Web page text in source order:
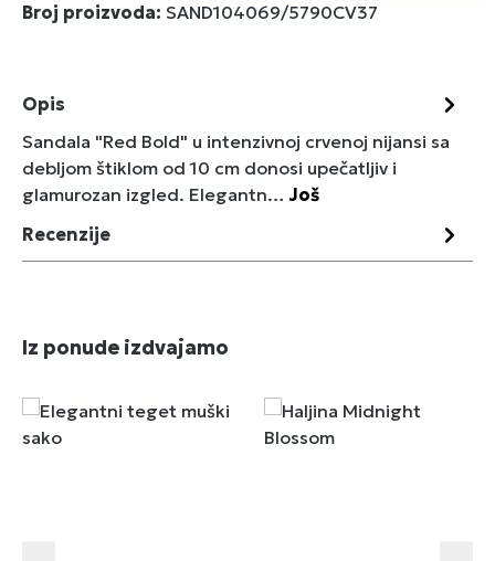
Broj proizvoda: SAND104069/5790CV37
Opis
Sandala "Red Bold" u intenzivnoj crvenoj nijansi sa
debljom štiklom od 10 cm donosi upečatljiv i
glamurozan izgled. Elegantn…Još
Recenzije
Preskoči galeriju proizvoda
Iz ponude izdvajamo